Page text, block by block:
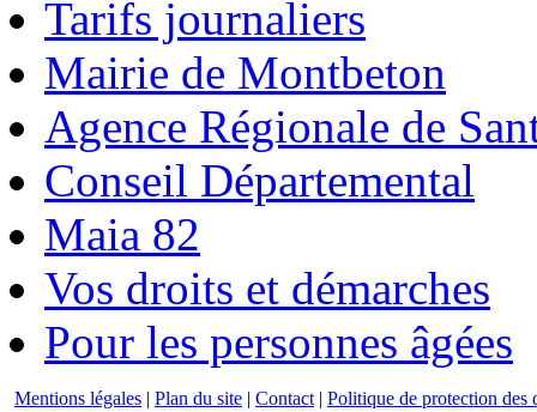
Tarifs journaliers
Mairie de Montbeton
Agence Régionale de
Conseil Départemental
Maia 82
Vos droits et démarches
Pour les personnes âgées
Mentions légales | Plan du site | Contact | Politique de protection des